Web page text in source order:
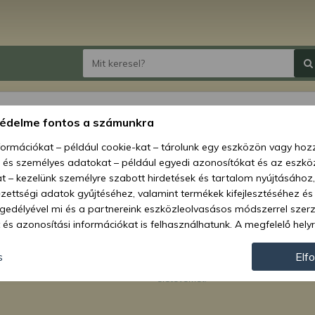
Kapni szeretném a Kelet-Agro Kft.
hírlevélben. Megerősítem, hogy
fontos a számunkra
– például cookie-kat – tárolunk egy eszközön vagy
személyes adatokat – például egyedi azonosítókat és az
– kezelünk személyre szabott hirdetések és tartalom
adatok gyűjtéséhez, valamint termékek kifejlesztéséhez
mi és a partnereink eszközleolvasásos módszerrel
azonosítási információkat is felhasználhatunk. A megfelelő
mi és a partnereink a fent leírtak szerint adatkezelést
megadása vagy elutasítása előtt részletesebb
Felhívjuk figyelmét, hogy személyes adatainak bizonyos
Ön hozzájárulása, de jogában áll tiltakozni az ilyen jellegű